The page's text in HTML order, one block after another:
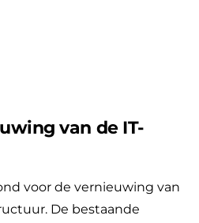
van de IT-
voor de vernieuwing van
De bestaande